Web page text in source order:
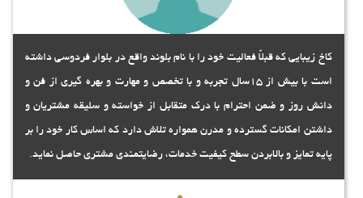
کاخ زیبایی که قبلاً فعالیت خود را با نام بلوند واقع در بلوار فردوسی داشته
است با بیش از 15سال تجربه و با تخصص و مهارت و بهره گیری از فن و
دانش روز و ضمن احترام با درک متقابل از خواسته و سلیقه مشتریان و
داشتن امکانات گسترده و مدرن همواره تلاش دارد که اساس کار خود را بر
پایه تمایز و بالابردن سطح کیفیت خدمات، رضایتمندی مشتری حاصل نماید.